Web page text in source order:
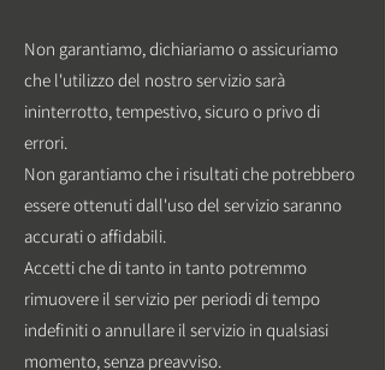
Non garantiamo, dichiariamo o assicuriamo
che l'utilizzo del nostro servizio sarà
ininterrotto, tempestivo, sicuro o privo di
errori.
Non garantiamo che i risultati che potrebbero
essere ottenuti dall'uso del servizio saranno
accurati o affidabili.
Accetti che di tanto in tanto potremmo
rimuovere il servizio per periodi di tempo
indefiniti o annullare il servizio in qualsiasi
momento, senza preavviso.